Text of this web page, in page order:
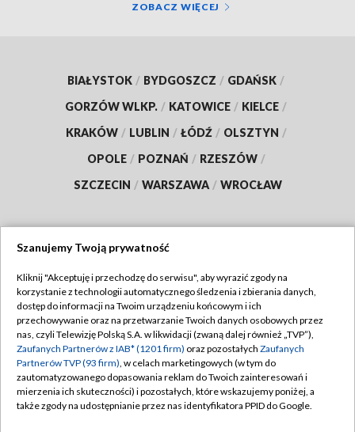
ZOBACZ WIĘCEJ
BIAŁYSTOK / BYDGOSZCZ / GDAŃSK /
GORZÓW WLKP. / KATOWICE / KIELCE /
KRAKÓW / LUBLIN / ŁÓDŹ / OLSZTYN /
OPOLE / POZNAŃ / RZESZÓW /
SZCZECIN / WARSZAWA / WROCŁAW
TVP
Abonament TVP
Emisja w TVP
Centrum informacji TVP
Naziemna Telewizja Cyfrowa
Regulamin TVP
Polityka prywatności
Moje zgody
Pomoc
Szanujemy Twoją prywatność
Kliknij "Akceptuję i przechodzę do serwisu", aby wyrazić zgody na
korzystanie z technologii automatycznego śledzenia i zbierania danych,
dostęp do informacji na Twoim urządzeniu końcowym i ich
przechowywanie oraz na przetwarzanie Twoich danych osobowych przez
nas, czyli Telewizję Polską S.A. w likwidacji (zwaną dalej również „TVP”),
Zaufanych Partnerów z IAB* (1201 firm) oraz pozostałych Zaufanych
Partnerów TVP (93 firm), w celach marketingowych (w tym do
zautomatyzowanego dopasowania reklam do Twoich zainteresowań i
mierzenia ich skuteczności) i pozostałych, które wskazujemy poniżej, a
także zgody na udostępnianie przez nas identyfikatora PPID do Google.